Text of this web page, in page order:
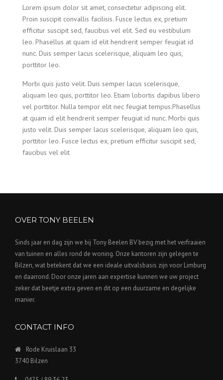
Lorem ipsum dolor sit amet, consectetur adipiscing elit.
Proin suscipit convallis facilisis. Fusce lectus ex, pretium
efficitur suscipit sed, faucibus vel elit. Sed eu vestibulum
leo. Phasellus at quam id elit hendrerit semper feugiat id
nunc. Duis semper lacus scelerisque, aliquam leo quis,
porttitor leo.
Morbi quis justo velit. Duis semper lacus scelerisque,
aliquam leo quis, porttitor leo. Etiam lobortis dapibus libero
vel porttitor. Nulla tempor elit nec feugiat tempus.Phasellus
at quam id elit hendrerit semper feugiat id nunc. Morbi quis
justo velit. Duis semper lacus scelerisque, aliquam leo quis,
porttitor leo. Fusce lectus ex, pretium efficitur suscipit sed,
faucibus vel elit
OVER TONY BEELEN
Sinds jaar en dag zijn we bij Tony Beelen BV bezig met het verfraaien
van tuinen en alles rond de woning. Onze kantoren zijn gelegen te
Bilzen, wat betekent dat we een ideale uitvalsbasis zijn voor Limburg
en daarrond. Door onze jaren aan expertise kunnen we uw project
zeker dat beetje extra geven en dit op een duurzame en degelijke
manier.
CONTACT INFO
Rode Kruislaan 33
3740 Bilzen